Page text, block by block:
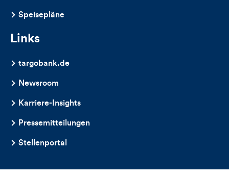
Speisepläne
Links
targobank.de
Newsroom
Karriere-Insights
Pressemitteilungen
Stellenportal